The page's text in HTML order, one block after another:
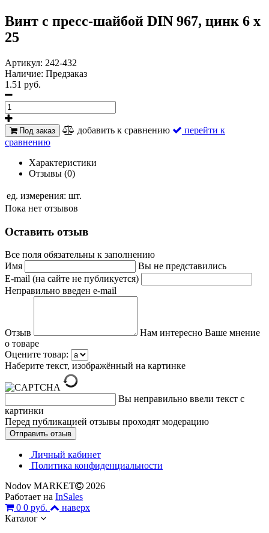
Винт с пресс-шайбой DIN 967, цинк 6 х
25
Артикул: 242-432
Наличие: Предзаказ
1.51 руб.
Под заказ добавить к сравнению
перейти к
сравнению
Характеристики
Отзывы (0)
ед. измерения: шт.
Пока нет отзывов
Оставить отзыв
Все поля обязательны к заполнению
Имя
Вы не представились
E-mail (на сайте не публикуется)
Неправильно введен e-mail
Отзыв
Нам интересно Ваше мнение
о товаре
Оцените товар:
Наберите текст, изображённый на картинке
Вы неправильно ввели текст с
картинки
Перед публикацией отзывы проходят модерацию
Личный кабинет
Политика конфиденциальности
Nodov MARKET
2026
Работает на InSales
0 0 руб.
наверх
Каталог